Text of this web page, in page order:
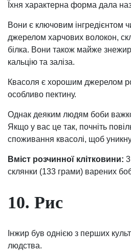
Їхня характерна форма дала
Вони є ключовим інгредієнтом
джерелом харчових волокон,
білка. Вони також майже
кальцію та заліза.
Квасоля є хорошим джерелом
особливо пектину.
Однак деяким людям боби
Якщо у вас це так, почніть
споживання квасолі, щоб
Вміст розчинної клітковини:
склянки (133 грами) варених
10. Рис
Інжир був однією з перших
людства.